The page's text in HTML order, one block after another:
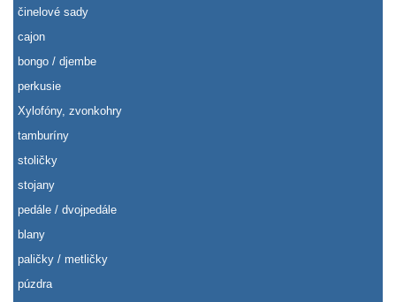
činelové sady
cajon
bongo / djembe
perkusie
Xylofóny, zvonkohry
tamburíny
stoličky
stojany
pedále / dvojpedále
blany
paličky / metličky
púzdra